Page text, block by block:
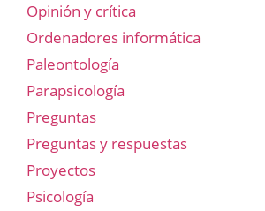
Opinión y crítica
Ordenadores informática
Paleontología
Parapsicología
Preguntas
Preguntas y respuestas
Proyectos
Psicología